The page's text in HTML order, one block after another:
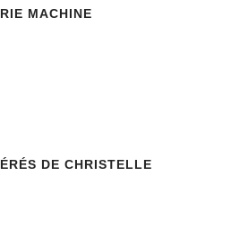
MACHINE
DE CHRISTELLE